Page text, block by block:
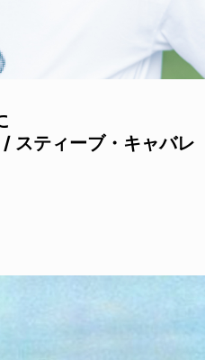
スティーブ・キャバレ